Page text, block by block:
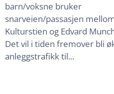
barn/voksne bruker
snarveien/passasjen
Kulturstien og Edvard
Det vil i tiden fremover bli
anleggstrafikk til...